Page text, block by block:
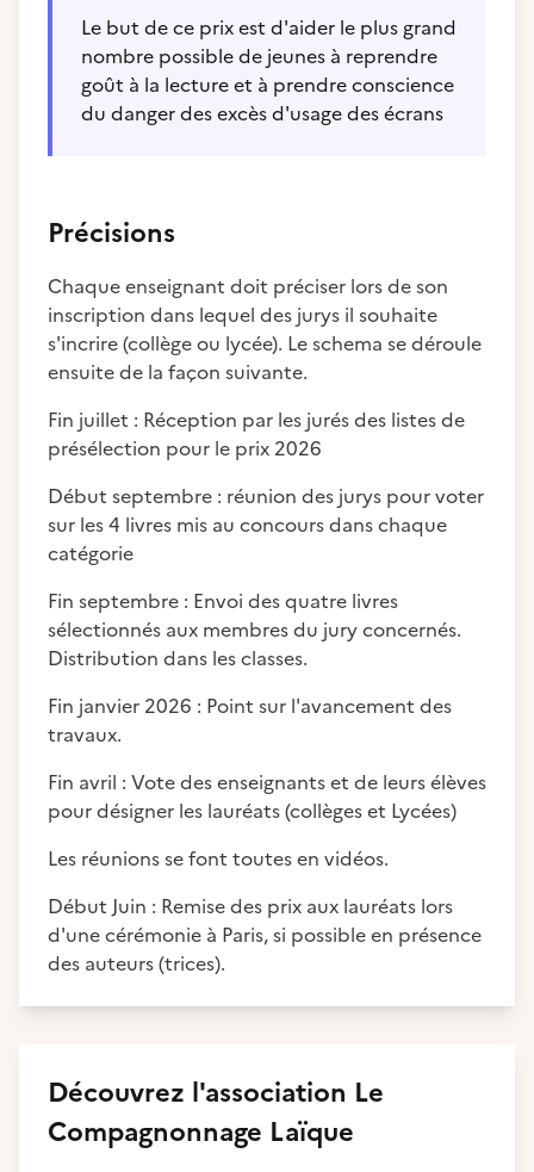
Le but de ce prix est d'aider le plus grand
nombre possible de jeunes à reprendre
goût à la lecture et à prendre conscience
du danger des excès d'usage des écrans
Précisions
Chaque enseignant doit préciser lors de son
inscription dans lequel des jurys il souhaite
s'incrire (collège ou lycée). Le schema se déroule
ensuite de la façon suivante.
Fin juillet : Réception par les jurés des listes de
présélection pour le prix 2026
Début septembre : réunion des jurys pour voter
sur les 4 livres mis au concours dans chaque
catégorie
Fin septembre : Envoi des quatre livres
sélectionnés aux membres du jury concernés.
Distribution dans les classes.
Fin janvier 2026 : Point sur l'avancement des
travaux.
Fin avril : Vote des enseignants et de leurs élèves
pour désigner les lauréats (collèges et Lycées)
Les réunions se font toutes en vidéos.
Début Juin : Remise des prix aux lauréats lors
d'une cérémonie à Paris, si possible en présence
des auteurs (trices).
Découvrez l'association Le
Compagnonnage Laïque